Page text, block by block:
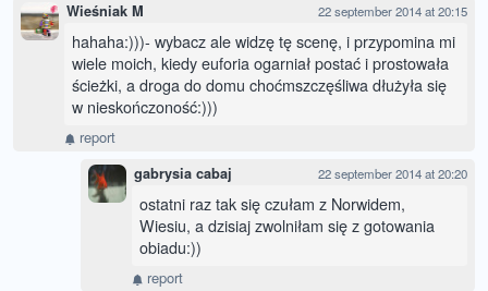
Wieśniak M 22 september 2014 at 20:15
hahaha:)))- wybacz ale widzę tę scenę, i przypomina mi
wiele moich, kiedy euforia ogarniał postać i prostowała
ścieżki, a droga do domu choćmszczęśliwa dłużyła się
w nieskończoność:)))
report
gabrysia cabaj 22 september 2014 at 20:20
ostatni raz tak się czułam z Norwidem,
Wiesiu, a dzisiaj zwolniłam się z gotowania
obiadu:))
report